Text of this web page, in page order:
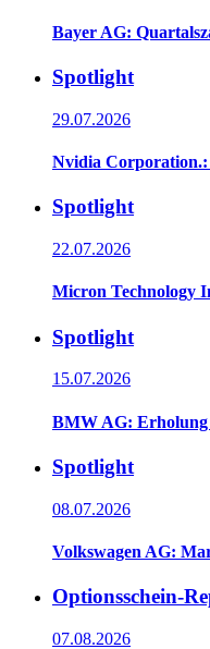
Bayer AG:
Spotlight
29.07.2026
Nvidia Corporation.:
Spotlight
22.07.2026
Micron Technology
Spotlight
15.07.2026
BMW AG: Erholung
Spotlight
08.07.2026
Volkswagen AG:
Optionsschein-
07.08.2026